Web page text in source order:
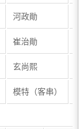
河政勛
崔治勛
玄尚熙
模特（客串）